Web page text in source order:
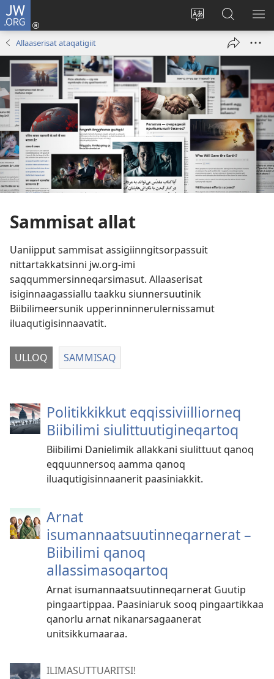
JW.ORG
Oqaatsit
toqqakkit
Iserfissaq
(opens
JW.ORG-
imi
ujarlerit
Allaaserisat ataqatigiit
Sammisat allat
Uaniipput sammisat assigiinngitsorpassuit
nittartakkatsinni jw.org-imi
saqqummersinneqarsimasut. Allaaserisat
isiginnaagassiallu taakku siunnersuutinik
Biibilimeersunik upperinninnerulernissamut
iluaqutigisinnaavatit.
ULLOQ SAMMISAQ
Politikkikkut eqqissiviilliorneq
Biibilimi siulittuutigineqartoq
Biibilimi Danielimik allakkani siulittuut qanoq
eqquunnersoq aamma qanoq
iluaqutigisinnaanerit paasiniakkit.
Arnat
isumannaatsuutinneqarnerat –
Biibilimi qanoq
allassimasoqartoq
Arnat isumannaatsuutinneqarnerat Guutip
pingaartippaa. Paasiniaruk sooq pingaartikkaa
qanorlu arnat nikanarsagaanerat
unitsikkumaaraa.
ILIMASUTTUARITSI!